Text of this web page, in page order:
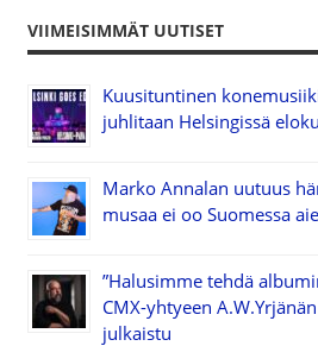
VIIMEISIMMÄT UUTISET
Kuusituntinen
juhlitaan Helsingissä
Marko Annalan uutuus
musaa ei oo Suomessa
”Halusimme tehdä
CMX-yhtyeen
julkaistu